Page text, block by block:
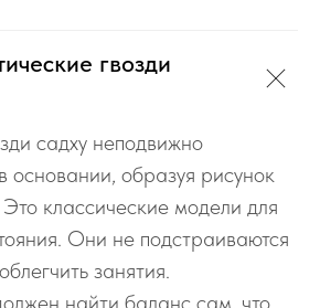
гвозди
садху неподвижно
основании, образуя рисунок
классические модели для
Они не подстраиваются
занятия.
найти баланс сам, что